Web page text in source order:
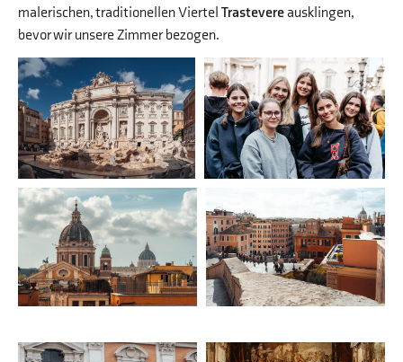
malerischen, traditionellen Viertel Trastevereausklingen,
bevor wir unsere Zimmer bezogen.